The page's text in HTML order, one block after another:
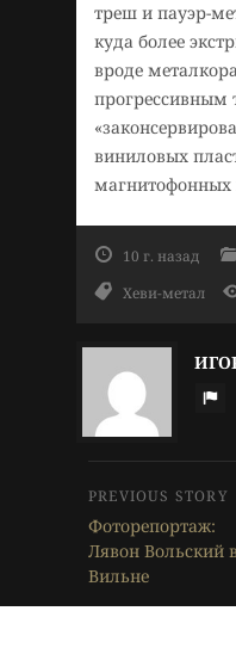
треш и пауэр-
куда более
вроде
прогрессивным
виниловых
магнитофонных
10 г. назад
Хеви-метал
Фоторепортаж:
Лявон Вольский в
Вильне